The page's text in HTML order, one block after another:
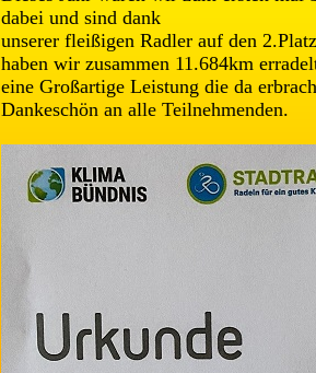
dabei und sind dank
unserer fleißigen Radler auf den
haben wir zusammen 11.684km
eine Großartige Leistung die da
Dankeschön an alle Teilnehmenden.